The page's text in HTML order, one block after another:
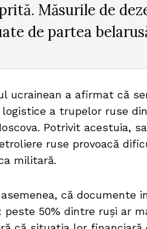
Măsurile de
de partea
ucrainean a afirmat că
a trupelor ruse
Potrivit acestuia,
ruse provoacă
militară.
că documente
50% dintre ruși ar